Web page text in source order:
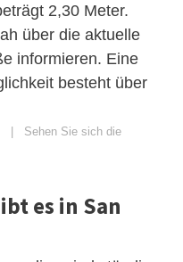
2,30 Meter.
über die aktuelle
informieren. Eine
besteht über
| Sehen Sie sich die
es in San